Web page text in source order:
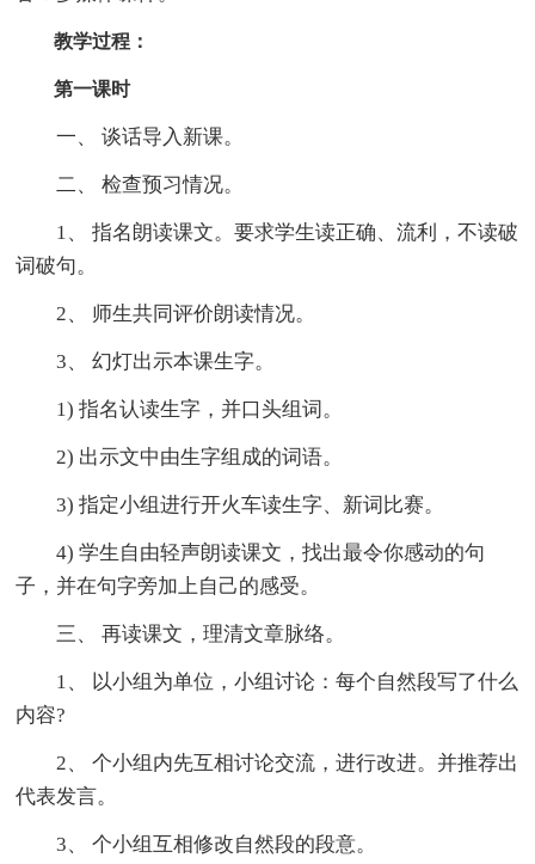
教学过程：
第一课时
一、 谈话导入新课。
二、 检查预习情况。
1、 指名朗读课文。要求学生读正确、流利，不读破
词破句。
2、 师生共同评价朗读情况。
3、 幻灯出示本课生字。
1) 指名认读生字，并口头组词。
2) 出示文中由生字组成的词语。
3) 指定小组进行开火车读生字、新词比赛。
4) 学生自由轻声朗读课文，找出最令你感动的句
子，并在句字旁加上自己的感受。
三、 再读课文，理清文章脉络。
1、 以小组为单位，小组讨论：每个自然段写了什么
内容?
2、 个小组内先互相讨论交流，进行改进。并推荐出
代表发言。
3、 个小组互相修改自然段的段意。